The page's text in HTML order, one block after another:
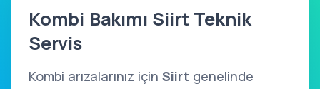
Kombi Bakımı Siirt Teknik
Servis
Kombi arızalarınız için Siirt genelinde